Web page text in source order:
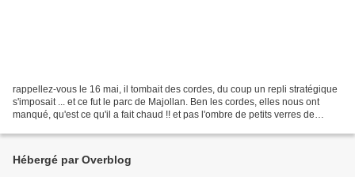
rappellez-vous le 16 mai, il tombait des cordes, du coup un repli stratégique
s'imposait ... et ce fut le parc de Majollan. Ben les cordes, elles nous ont
manqué, qu'est ce qu'il a fait chaud !! et pas l'ombre de petits verres de
Hébergé par Overblog